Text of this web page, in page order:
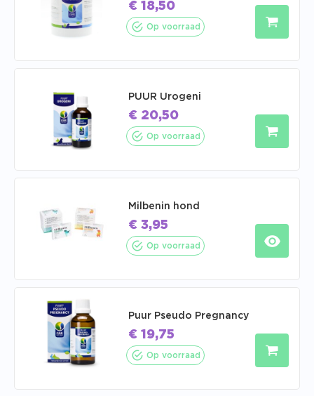
€ 18,50
Op voorraad
PUUR Urogeni
€ 20,50
Op voorraad
Milbenin hond
€ 3,95
Op voorraad
Puur Pseudo Pregnancy
€ 19,75
Op voorraad